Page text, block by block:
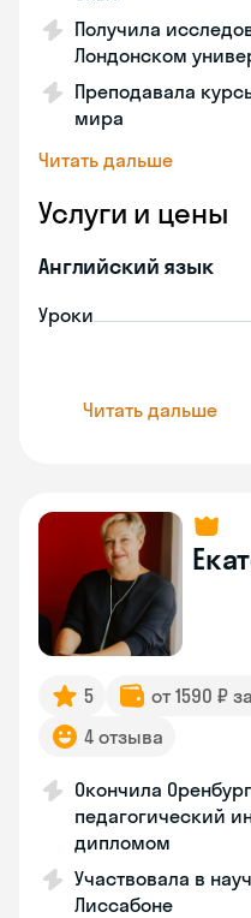
Получила
Лондонском
Преподавала
мира
Читать дальше
Услуги и цены
Английский язык
Уроки
Читать дальше
5 от 1590 ₽
4 отзыва
Окончила
педагогический
дипломом
Участвовала в
Лиссабоне